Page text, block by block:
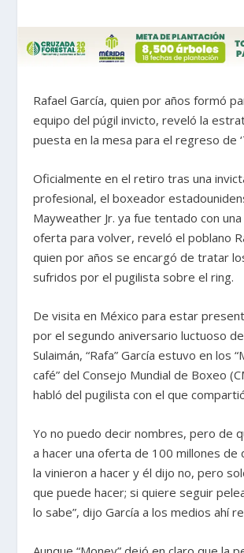
Rafael García, quien por años formó
equipo del púgil invicto, reveló la
puesta en la mesa para el regreso de
Oficialmente en el retiro tras una
profesional, el boxeador
Mayweather Jr. ya fue tentado con una
oferta para volver, reveló el poblano
quien por años se encargó de tratar
sufridos por el pugilista sobre el ring.
De visita en México para estar
por el segundo aniversario luctuoso
Sulaimán, “Rafa” García estuvo en los
café” del Consejo Mundial de Boxeo
habló del pugilista con el que
Yo no puedo decir nombres, pero de
a hacer una oferta de 100 millones de
la vinieron a hacer y él dijo no, pero
que puede hacer; si quiere seguir
lo sabe”, dijo García a los medios ahí